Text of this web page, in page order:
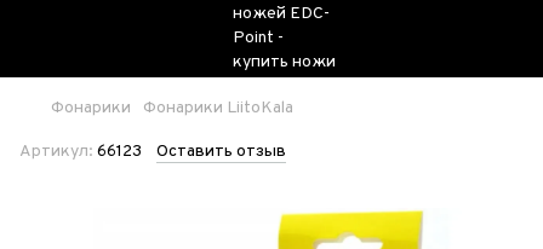
Фонарики Фонарики LiitoKala
Артикул: 66123 Оставить отзыв